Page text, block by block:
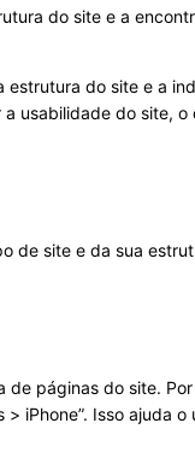
do site e a
do site e a
usabilidade do site, o
de site e da sua
páginas do site.
iPhone”. Isso ajuda o